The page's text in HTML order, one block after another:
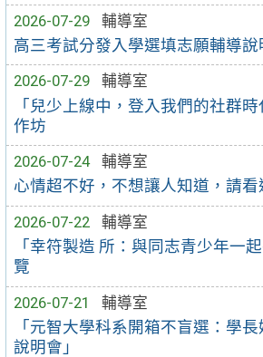
2026-07-29
輔導室
高三考試分發入學選填志願輔導說
2026-07-29
輔導室
「兒少上線中，登入我們的社群
作坊
2026-07-24
輔導室
心情超不好，不想讓人知道，請看
2026-07-22
輔導室
「幸符製造 所：與同志青少年一
覽
2026-07-21
輔導室
「元智大學科系開箱不盲選：學
說明會」